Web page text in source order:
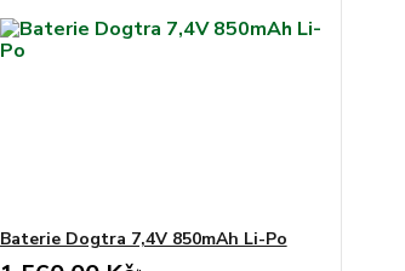
Baterie Dogtra 7,4V 850mAh Li-Po